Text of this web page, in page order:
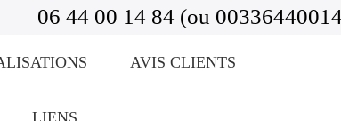
06 44 00 14 84 (ou
AVIS CLIENTS
LIENS